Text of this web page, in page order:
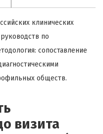
клинических
по
сопоставление
обществ.
визита